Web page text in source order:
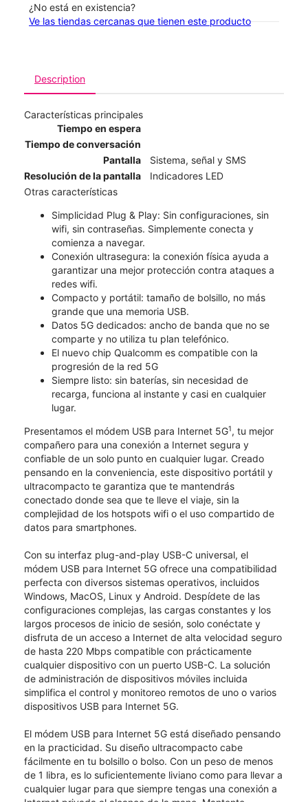
¿No está en existencia?
Ve las tiendas cercanas que tienen este producto
Description
Características principales
Tiempo en espera
Tiempo de conversación
Pantalla
Sistema, señal y SMS
Resolución de la pantalla
Indicadores LED
Otras características
Simplicidad Plug & Play: Sin configuraciones, sin
wifi, sin contraseñas. Simplemente conecta y
comienza a navegar.
Conexión ultrasegura: la conexión física ayuda a
garantizar una mejor protección contra ataques a
redes wifi.
Compacto y portátil: tamaño de bolsillo, no más
grande que una memoria USB.
Datos 5G dedicados: ancho de banda que no se
comparte y no utiliza tu plan telefónico.
El nuevo chip Qualcomm es compatible con la
progresión de la red 5G
Siempre listo: sin baterías, sin necesidad de
recarga, funciona al instante y casi en cualquier
lugar.
Presentamos el módem USB para Internet 5G1, tu mejor
compañero para una conexión a Internet segura y
confiable de un solo punto en cualquier lugar. Creado
pensando en la conveniencia, este dispositivo portátil y
ultracompacto te garantiza que te mantendrás
conectado donde sea que te lleve el viaje, sin la
complejidad de los hotspots wifi o el uso compartido de
datos para smartphones.
Con su interfaz plug-and-play USB-C universal, el
módem USB para Internet 5G ofrece una compatibilidad
perfecta con diversos sistemas operativos, incluidos
Windows, MacOS, Linux y Android. Despídete de las
configuraciones complejas, las cargas constantes y los
largos procesos de inicio de sesión, solo conéctate y
disfruta de un acceso a Internet de alta velocidad seguro
de hasta 220 Mbps compatible con prácticamente
cualquier dispositivo con un puerto USB-C. La solución
de administración de dispositivos móviles incluida
simplifica el control y monitoreo remotos de uno o varios
dispositivos USB para Internet 5G.
El módem USB para Internet 5G está diseñado pensando
en la practicidad. Su diseño ultracompacto cabe
fácilmente en tu bolsillo o bolso. Con un peso de menos
de 1 libra, es lo suficientemente liviano como para llevar a
cualquier lugar para que siempre tengas una conexión a